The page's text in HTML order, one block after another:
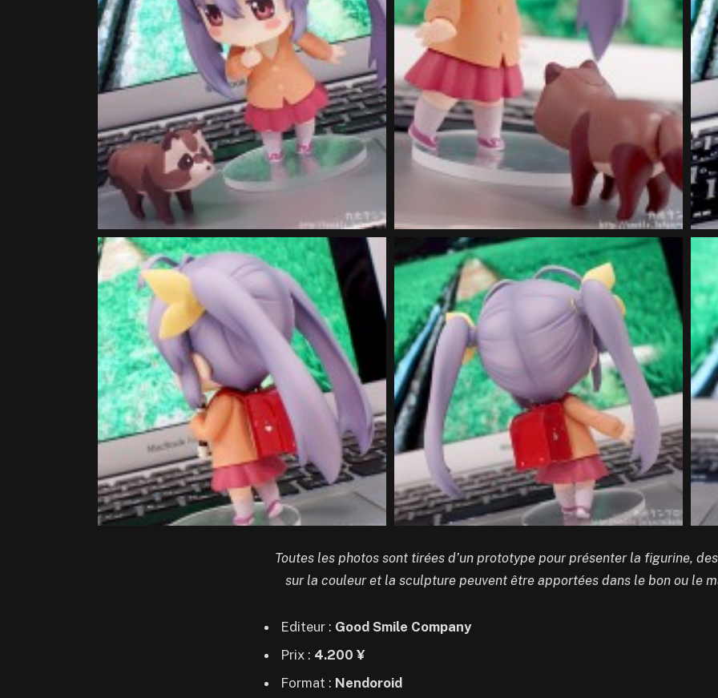
Toutes les photos sont tirées d’un prototype pour présenter la figurine,
sur la couleur et la sculpture peuvent être apportées dans le bon ou le
Editeur : Good Smile Company
Prix : 4.200 ¥
Format : Nendoroid